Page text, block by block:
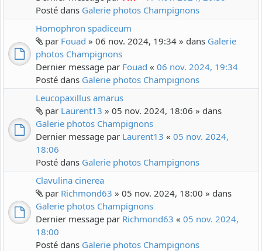
Posté dans Galerie photos Champignons
Homophron spadiceum
par Fouad » 06 nov. 2024, 19:34 » dans Galerie
photos Champignons
Dernier message par Fouad « 06 nov. 2024, 19:34
Posté dans Galerie photos Champignons
Leucopaxillus amarus
par Laurent13 » 05 nov. 2024, 18:06 » dans
Galerie photos Champignons
Dernier message par Laurent13 « 05 nov. 2024,
18:06
Posté dans Galerie photos Champignons
Clavulina cinerea
par Richmond63 » 05 nov. 2024, 18:00 » dans
Galerie photos Champignons
Dernier message par Richmond63 « 05 nov. 2024,
18:00
Posté dans Galerie photos Champignons